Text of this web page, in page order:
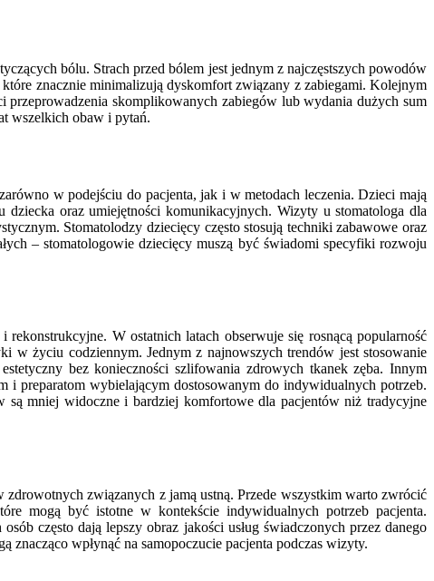
bólu. Strach przed bólem jest jednym z najczęstszych powodów
znacznie minimalizują dyskomfort związany z zabiegami. Kolejnym
przeprowadzenia skomplikowanych zabiegów lub wydania dużych sum
wszelkich obaw i pytań.
w podejściu do pacjenta, jak i w metodach leczenia. Dzieci mają
oraz umiejętności komunikacyjnych. Wizyty u stomatologa dla
Stomatolodzy dziecięcy często stosują techniki zabawowe oraz
– stomatologowie dziecięcy muszą być świadomi specyfiki rozwoju
W ostatnich latach obserwuje się rosnącą popularność
w życiu codziennym. Jednym z najnowszych trendów jest stosowanie
bez konieczności szlifowania zdrowych tkanek zęba. Innym
i preparatom wybielającym dostosowanym do indywidualnych potrzeb.
są mniej widoczne i bardziej komfortowe dla pacjentów niż tradycyjne
związanych z jamą ustną. Przede wszystkim warto zwrócić
mogą być istotne w kontekście indywidualnych potrzeb pacjenta.
często dają lepszy obraz jakości usług świadczonych przez danego
znacząco wpłynąć na samopoczucie pacjenta podczas wizyty.